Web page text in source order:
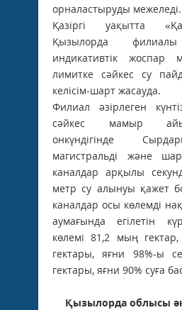
орналастыруды межеледі.
Қазіргі уақытта
Қызылорда филиалы
индикативтік жоспар
лимитке сәйкес су
келісім-шарт жасауда.
Филиал әзірлеген
сәйкес мамыр
онкүндігінде
магистральді және
каналдар арқылы
метр су алынуы қажет
каналдар осы көлемді
аумағында егілетін
көлемі 81,2 мың
гектары, яғни 98%-ы
гектары, яғни 90% суға
Қызылорда облысы